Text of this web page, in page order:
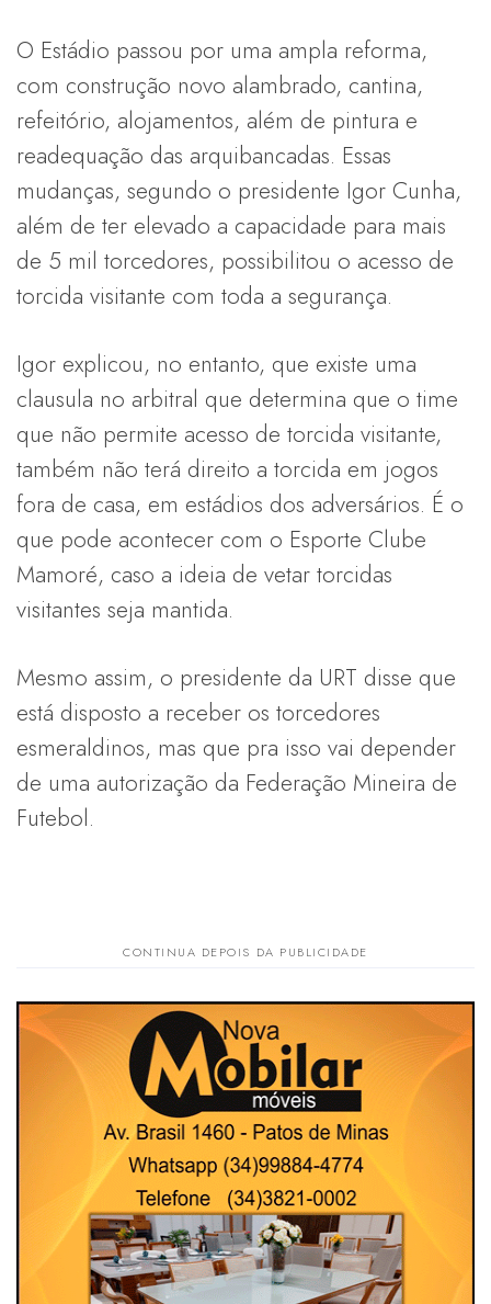
O Estádio passou por uma ampla reforma,
com construção novo alambrado, cantina,
refeitório, alojamentos, além de pintura e
readequação das arquibancadas. Essas
mudanças, segundo o presidente Igor Cunha,
além de ter elevado a capacidade para mais
de 5 mil torcedores, possibilitou o acesso de
torcida visitante com toda a segurança.
Igor explicou, no entanto, que existe uma
clausula no arbitral que determina que o time
que não permite acesso de torcida visitante,
também não terá direito a torcida em jogos
fora de casa, em estádios dos adversários. É o
que pode acontecer com o Esporte Clube
Mamoré, caso a ideia de vetar torcidas
visitantes seja mantida.
Mesmo assim, o presidente da URT disse que
está disposto a receber os torcedores
esmeraldinos, mas que pra isso vai depender
de uma autorização da Federação Mineira de
Futebol.